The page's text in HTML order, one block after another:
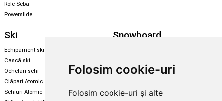
Folosim cookie-uri
Folosim cookie-uri și alte
Role Seba
Powerslide
Ski
Echipament ski
Cască ski
Ochelari schi
Clăpari Atomic
Schiuri Atomic
Snowboard
Legături Rome SDS
Skate & longboard